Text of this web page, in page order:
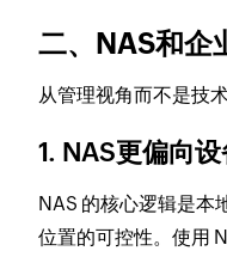
二、NAS和企
从管理视角而不是技
1. NAS更偏向
NAS 的核心逻辑是本
位置的可控性。使用